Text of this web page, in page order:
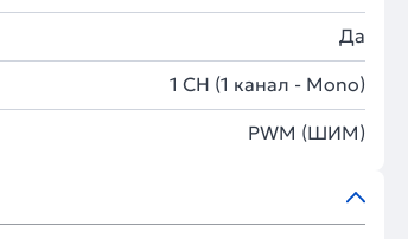
Да
1 CH (1 канал - Mono)
PWM (ШИМ)